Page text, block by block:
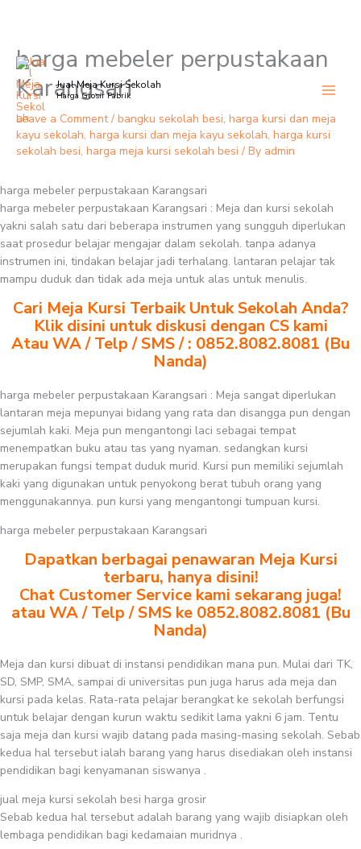
Skip
content
Jual Meja Kursi Sekolah
Harga Grosir Pabrik
harga mebeler perpustakaan
Karangsari
Leave a Comment / bangku sekolah besi, harga kursi dan meja
kayu sekolah, harga kursi dan meja kayu sekolah, harga kursi
sekolah besi, harga meja kursi sekolah besi / By admin
harga mebeler perpustakaan Karangsari
harga mebeler perpustakaan Karangsari : Meja dan kursi sekolah
yakni salah satu dari beberapa instrumen yang sungguh diperlukan
saat prosedur belajar mengajar dalam sekolah. tanpa adanya
instrumen ini, tindakan belajar jadi terhalang. lantaran pelajar tak
mampu duduk dan tidak ada meja untuk alas untuk menulis.
Cari Meja Kursi Terbaik Untuk Sekolah Anda?
Klik disini untuk diskusi dengan CS kami
Atau WA / Telp / SMS / : 0852.8082.8081 (Bu
Nanda)
harga mebeler perpustakaan Karangsari : Meja sangat diperlukan
lantaran meja mepunyai bidang yang rata dan disangga pun dengan
sejumlah kaki. Meja pun mengantongi laci sebagai tempat
menempatkan buku atau tas yang nyaman. sedangkan kursi
merupakan fungsi tempat duduk murid. Kursi pun memiliki sejumlah
kaki yang digunakan untuk penyokong berat tubuh orang yang
menggunakannya. pun kursi yang mengantongi tumpuan kursi.
harga mebeler perpustakaan Karangsari
Dapatkan berbagai penawaran Meja Kursi
terbaru, hanya disini!
Chat Customer Service kami sekarang juga!
atau WA / Telp / SMS ke 0852.8082.8081 (Bu
Nanda)
Meja dan kursi dibuat di instansi pendidikan mana pun. Mulai dari TK,
SD, SMP, SMA, sampai di universitas pun juga harus ada meja dan
kursi pada kelas. Rata-rata pelajar berangkat ke sekolah berfungsi
untuk belajar dengan kurun waktu sedikit lama yakni 6 jam. Tentu
saja meja dan kursi wajib datang pada masing-masing sekolah. Sebab
kedua hal tersebut ialah barang yang harus disediakan oleh instansi
pendidikan bagi kenyamanan siswanya .
jual meja kursi sekolah besi harga grosir
Sebab kedua hal tersebut adalah barang yang wajib disiapkan oleh
lembaga pendidikan bagi kedamaian muridnya .